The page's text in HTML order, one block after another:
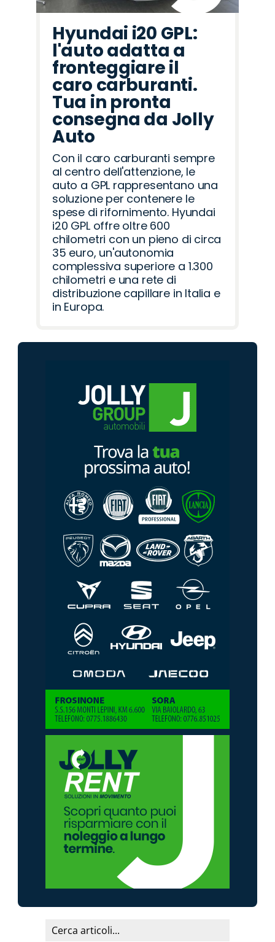
Hyundai i20 GPL:
l'auto adatta a
fronteggiare il
caro carburanti.
Tua in pronta
consegna da Jolly
Auto
Con il caro carburanti sempre
al centro dell'attenzione, le
auto a GPL rappresentano una
soluzione per contenere le
spese di rifornimento. Hyundai
i20 GPL offre oltre 600
chilometri con un pieno di circa
35 euro, un'autonomia
complessiva superiore a 1.300
chilometri e una rete di
distribuzione capillare in Italia e
in Europa.